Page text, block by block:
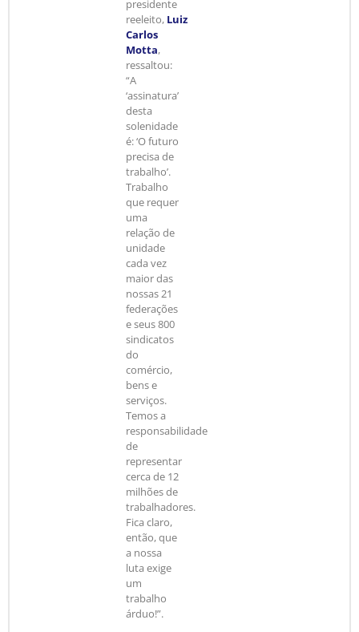
presidente
reeleito, Luiz
Carlos
Motta,
ressaltou:
“A
‘assinatura’
desta
solenidade
é: ‘O futuro
precisa de
trabalho’.
Trabalho
que requer
uma
relação de
unidade
cada vez
maior das
nossas 21
federações
e seus 800
sindicatos
do
comércio,
bens e
serviços.
Temos a
responsabilidade
de
representar
cerca de 12
milhões de
trabalhadores.
Fica claro,
então, que
a nossa
luta exige
um
trabalho
árduo!”.